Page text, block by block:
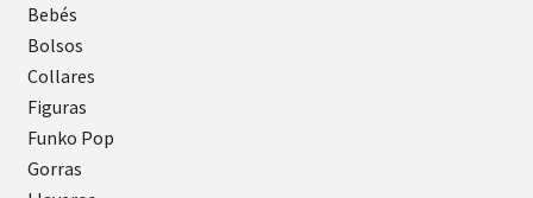
Bebés
Bolsos
Collares
Figuras
Funko Pop
Gorras